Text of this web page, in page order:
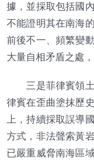
據，並採取包括國
不能證明其在南海
前後不一、頻繁變
大量自相矛盾之處
三是菲律賓領土
律賓在歪曲塗抹歷
上，持續採取誤導
方式，非法聲索黃
已嚴重威脅南海區